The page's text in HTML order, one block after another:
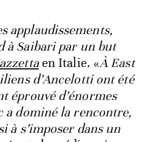
applaudissements,
à Saibari par un but
en Italie. «À East
d’Ancelotti ont été
éprouvé d’énormes
dominé la rencontre,
à s’imposer dans un